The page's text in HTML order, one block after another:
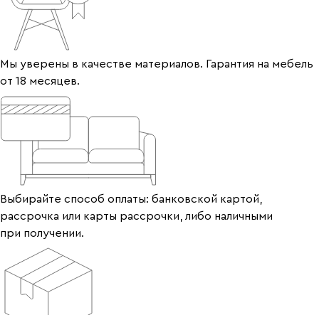
Мы уверены в качестве материалов. Гарантия на мебель
от 18 месяцев.
Выбирайте способ оплаты: банковской картой,
рассрочка или карты рассрочки, либо наличными
при получении.